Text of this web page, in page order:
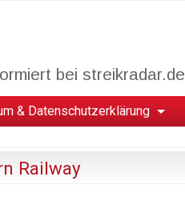
bei streikradar.de
& Datenschutzerklärung
Railway